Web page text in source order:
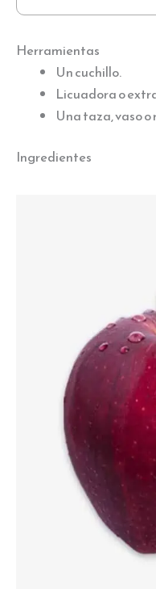
Herramientas
Un cuchillo.
Licuadora o
Una taza, vaso
Ingredientes